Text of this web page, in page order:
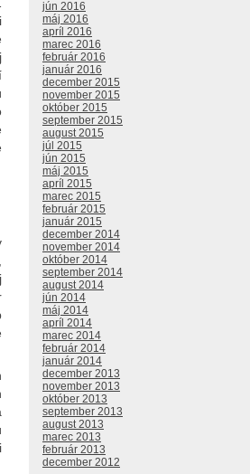
jún 2016
máj 2016
apríl 2016
marec 2016
február 2016
január 2016
december 2015
november 2015
október 2015
september 2015
august 2015
júl 2015
jún 2015
máj 2015
apríl 2015
marec 2015
február 2015
január 2015
december 2014
november 2014
október 2014
september 2014
august 2014
jún 2014
máj 2014
apríl 2014
marec 2014
február 2014
január 2014
december 2013
november 2013
október 2013
september 2013
august 2013
marec 2013
február 2013
december 2012